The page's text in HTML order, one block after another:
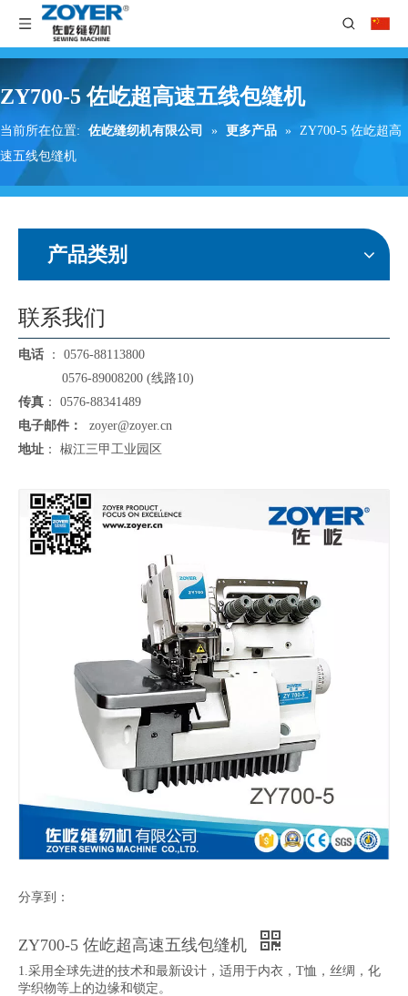
ZY700-5 佐屹超高速五线包缝机
当前所在位置: 佐屹缝纫机有限公司 » 更多产品 » ZY700-5 佐屹超高
速五线包缝机
产品类别
联系我们
电话 ： 0576-88113800
0576-89008200 (线路10)
传真 ： 0576-88341489
电子邮件：
zoyer@zoyer.cn
地址 ： 椒江三甲工业园区
分享到：
ZY700-5 佐屹超高速五线包缝机
1.采用全球先进的技术和最新设计，适用于内衣，T恤，丝绸，化
学织物等上的边缘和锁定。